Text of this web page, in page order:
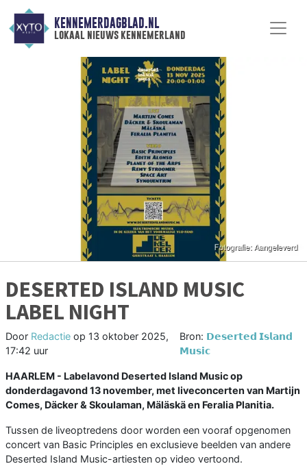
KENNEMERDAGBLAD.NL
lokaal nieuws kennemerland
DESERTED ISLAND MUSIC
LABEL NIGHT
Door Redactie op 13 oktober 2025,
17:42 uur
Bron: 𝗗𝗲𝘀𝗲𝗿𝘁𝗲𝗱 𝗜𝘀𝗹𝗮𝗻𝗱
𝗠𝘂𝘀𝗶𝗰
HAARLEM - Labelavond Deserted Island Music op
donderdagavond 13 november, met liveconcerten van Martijn
Comes, Däcker & Skoulaman, Mäläskä en Feralia Planitia.
Tussen de liveoptredens door worden een vooraf opgenomen
concert van Basic Principles en exclusieve beelden van andere
Deserted Island Music-artiesten op video vertoond.